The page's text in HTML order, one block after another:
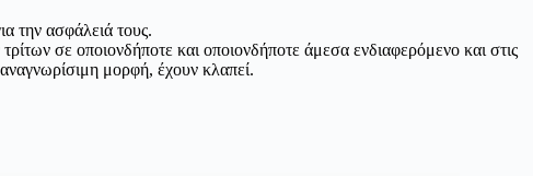
την ασφάλειά τους.
σε οποιονδήποτε και οποιονδήποτε άμεσα ενδιαφερόμενο και στις
μορφή, έχουν κλαπεί.